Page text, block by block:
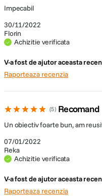
30/11/2022
Florin
Achizitie verificata
Impecabil
V-a fost de ajutor aceasta
Raporteaza recenzia
5 Recomand
07/01/2022
Reka
Achizitie verificata
Un obiectiv foarte bun, am
V-a fost de ajutor aceasta
Raporteaza recenzia